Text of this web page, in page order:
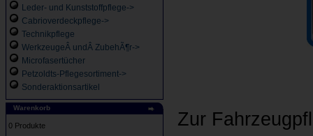
Leder- und Kunststoffpflege->
Cabrioverdeckpflege->
Technikpflege
WerkzeugeÂ undÂ ZubehÃ¶r->
Microfasertücher
Petzoldts-Pflegesortiment->
Sonderaktionsartikel
Warenkorb
0 Produkte
Zur